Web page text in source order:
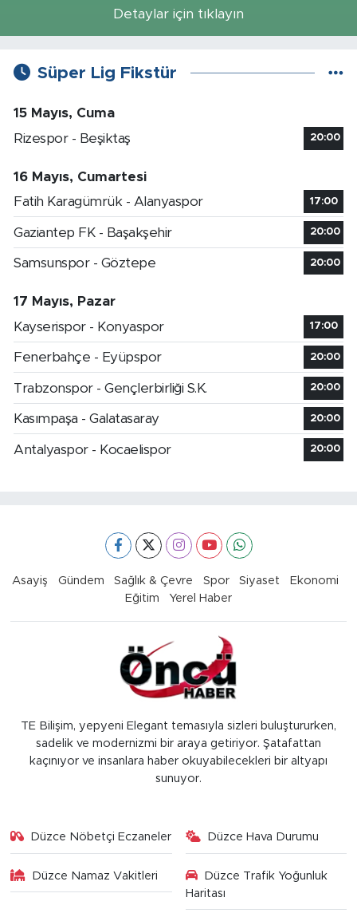
Detaylar için tıklayın
Süper Lig Fikstür
15 Mayıs, Cuma
Rizespor - Beşiktaş
20:00
16 Mayıs, Cumartesi
Fatih Karagümrük - Alanyaspor
17:00
Gaziantep FK - Başakşehir 20:00
Samsunspor - Göztepe 20:00
17 Mayıs, Pazar
Kayserispor - Konyaspor
17:00
Fenerbahçe - Eyüpspor 20:00
Trabzonspor - Gençlerbirliği S.K. 20:00
Kasımpaşa - Galatasaray 20:00
Antalyaspor - Kocaelispor 20:00
Asayiş Gündem Sağlık & Çevre Spor Siyaset
Ekonomi
Eğitim
Yerel Haber
TE Bilişim, yepyeni Elegant temasıyla sizleri buluştururken,
sadelik ve modernizmi bir araya getiriyor. Şatafattan
kaçınıyor ve insanlara haber okuyabilecekleri bir altyapı
sunuyor.
Düzce Nöbetçi Eczaneler Düzce Hava Durumu
Düzce Namaz Vakitleri
Düzce Trafik Yoğunluk
Haritası